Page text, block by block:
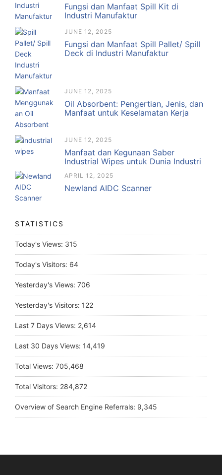
Fungsi dan Manfaat Spill Kit di
Industri Manufaktur
JUNE 12, 2025
Fungsi dan Manfaat Spill Pallet/ Spill
Deck di Industri Manufaktur
JUNE 12, 2025
Oil Absorbent: Pengertian, Jenis, dan
Manfaat untuk Keselamatan Kerja
JUNE 12, 2025
Manfaat dan Kegunaan Saber
Industrial Wipes untuk Dunia Industri
APRIL 12, 2025
Newland AIDC Scanner
STATISTICS
Today's Views: 315
Today's Visitors: 64
Yesterday's Views: 706
Yesterday's Visitors: 122
Last 7 Days Views: 2,614
Last 30 Days Views: 14,419
Total Views: 705,468
Total Visitors: 284,872
Overview of Search Engine Referrals: 9,345